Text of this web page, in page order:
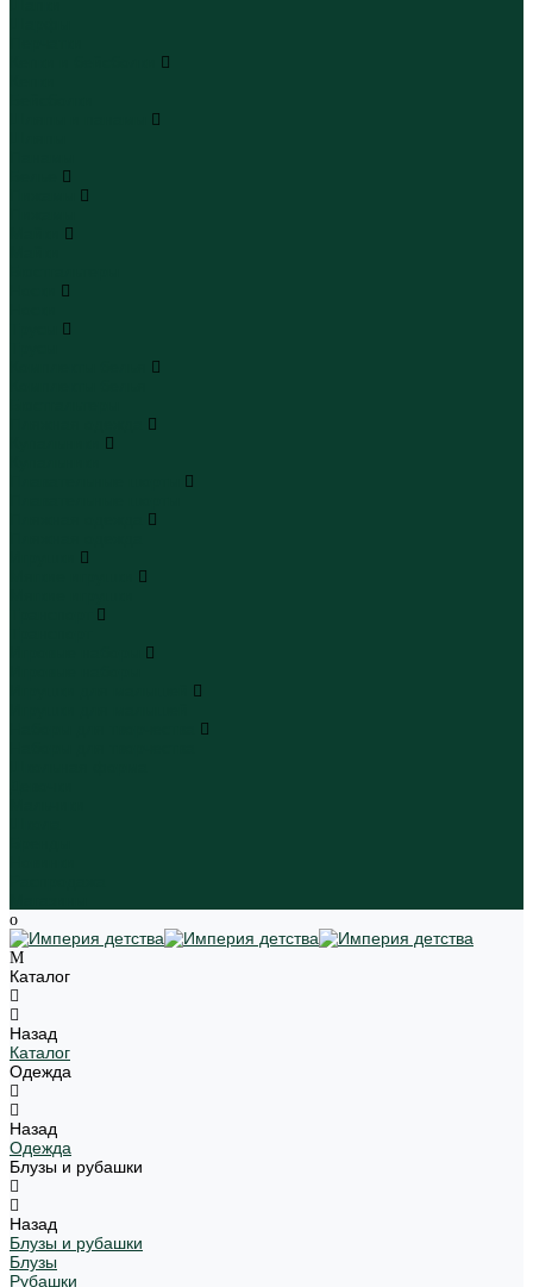
Каталог
Назад
Каталог
Одежда
Назад
Одежда
Блузы и рубашки
Назад
Блузы и рубашки
Блузы
Рубашки